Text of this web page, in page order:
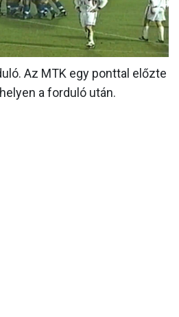
KLUB
GALÉRIA
ÉLMÉNYEK
Az MTK egy ponttal előzte
a forduló után.